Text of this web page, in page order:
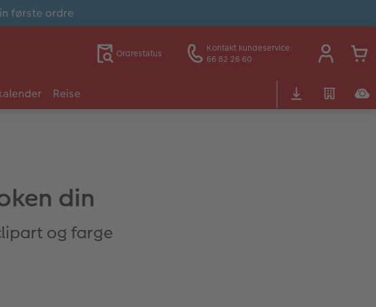
første ordre
Ordrestatus
Kontakt kundeservice:
66 82 26 60
Reise
din
og farge